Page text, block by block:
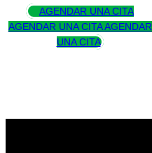
AGENDAR UNA CITA
AGENDAR UNA CITA AGENDAR
UNA CITA